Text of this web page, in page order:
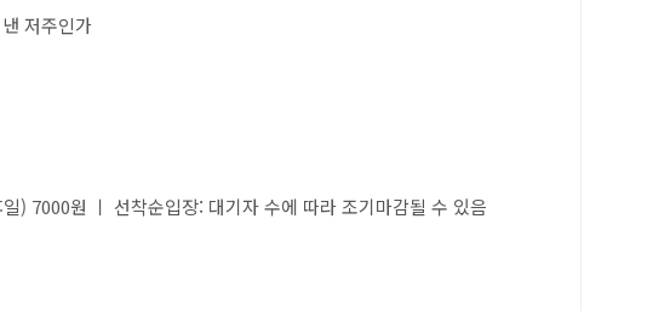
저주인가
) 7000원 ㅣ 선착순입장: 대기자 수에 따라 조기마감될 수 있음